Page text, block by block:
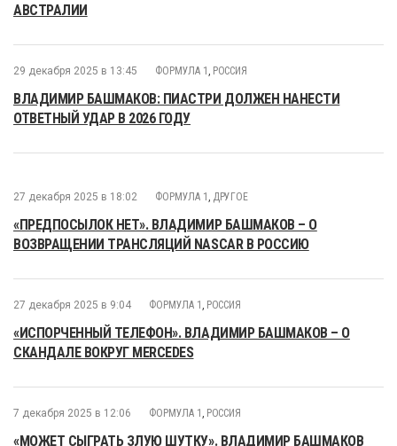
АВСТРАЛИИ
29 декабря 2025 в 13:45 ФОРМУЛА 1 , РОССИЯ
ВЛАДИМИР БАШМАКОВ: ПИАСТРИ ДОЛЖЕН НАНЕСТИ
ОТВЕТНЫЙ УДАР В 2026 ГОДУ
27 декабря 2025 в 18:02 ФОРМУЛА 1 , ДРУГОЕ
«ПРЕДПОСЫЛОК НЕТ». ВЛАДИМИР БАШМАКОВ – О
ВОЗВРАЩЕНИИ ТРАНСЛЯЦИЙ NASCAR В РОССИЮ
27 декабря 2025 в 9:04 ФОРМУЛА 1 , РОССИЯ
«ИСПОРЧЕННЫЙ ТЕЛЕФОН». ВЛАДИМИР БАШМАКОВ – О
СКАНДАЛЕ ВОКРУГ MERCEDES
7 декабря 2025 в 12:06 ФОРМУЛА 1 , РОССИЯ
«МОЖЕТ СЫГРАТЬ ЗЛУЮ ШУТКУ». ВЛАДИМИР БАШМАКОВ